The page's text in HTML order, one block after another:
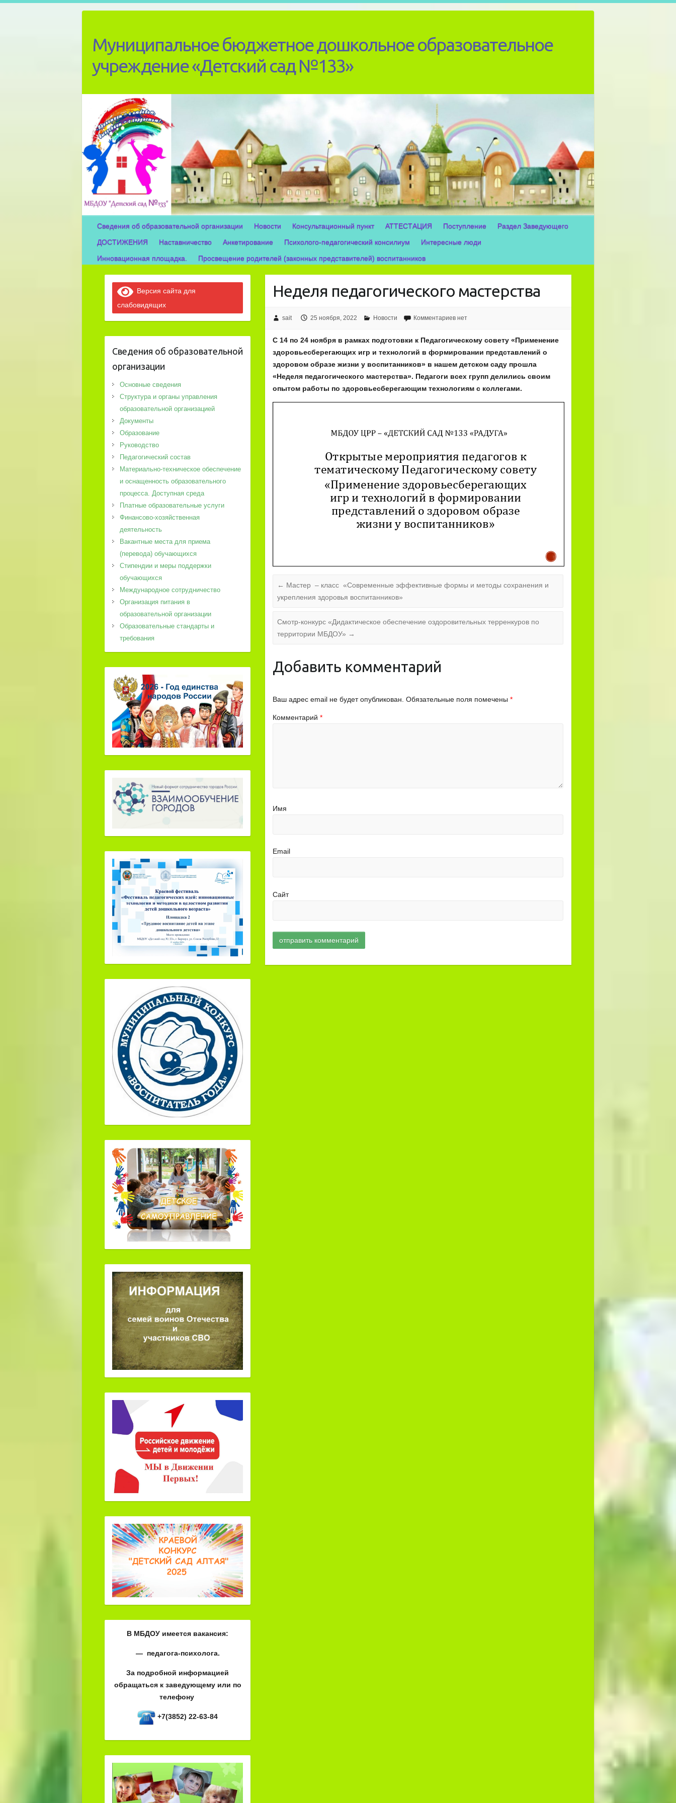
Муниципальное бюджетное дошкольное образовательное
учреждение «Детский сад №133»
Сведения об образовательной организации Новости Консультационный пункт АТТЕСТАЦИЯ Поступление
Раздел Заведующего
ДОСТИЖЕНИЯ
Наставничество Анкетирование Психолого-педагогический консилиум
Интересные люди
Инновационная площадка.
Просвещение родителей (законных представителей) воспитанников
Неделя педагогического мастерства
sait 25 ноября, 2022 Новости Комментариев нет
С 14 по 24 ноября в рамках подготовки к Педагогическому совету «Применение
здоровьесберегающих игр и технологий в формировании представлений о
здоровом образе жизни у воспитанников» в нашем детском саду прошла
«Неделя педагогического мастерства». Педагоги всех групп делились своим
опытом работы по здоровьесберегающим технологиям с коллегами.
← Мастер – класс «Современные эффективные формы и методы сохранения и
укрепления здоровья воспитанников»
Смотр-конкурс «Дидактическое обеспечение оздоровительных терренкуров по
территории МБДОУ» →
Добавить комментарий
Ваш адрес email не будет опубликован. Обязательные поля помечены*
Комментарий*
Имя
Email
Сайт
Версия сайта для
слабовидящих
Сведения об образовательной
организации
Основные сведения
Структура и органы управления
образовательной организацией
Документы
Образование
Руководство
Педагогический состав
Материально-техническое обеспечение
и оснащенность образовательного
процесса. Доступная среда
Платные образовательные услуги
Финансово-хозяйственная
деятельность
Вакантные места для приема
(перевода) обучающихся
Стипендии и меры поддержки
обучающихся
Международное сотрудничество
Организация питания в
образовательной организации
Образовательные стандарты и
требования
В МБДОУ имеется вакансия:
— педагога-психолога.
За подробной информацией
обращаться к заведующему или по
телефону
+7(3852) 22-63-84